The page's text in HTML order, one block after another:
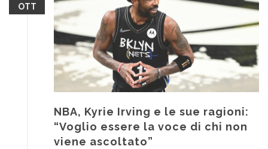
OTT
NBA, Kyrie Irving e le sue ragioni:
“Voglio essere la voce di chi non
viene ascoltato”